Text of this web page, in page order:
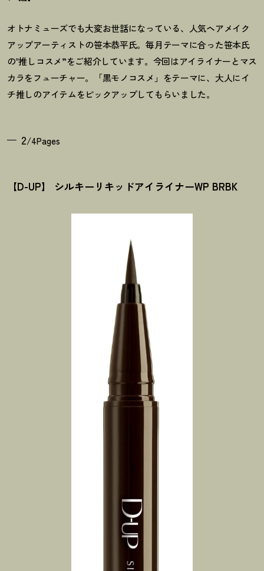
オトナミューズでも大変お世話になっている、人気ヘアメイク
アップアーティストの笹本恭平氏。毎月テーマに合った笹本氏
の‟推しコスメ”をご紹介しています。今回はアイライナーとマス
カラをフューチャー。「黒モノコスメ」をテーマに、大人にイ
チ推しのアイテムをピックアップしてもらいました。
2/4Pages
【D-UP】 シルキーリキッドアイライナーWP BRBK